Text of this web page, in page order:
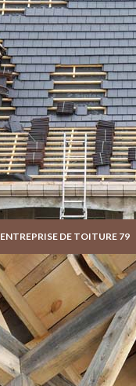
ENTREPRISE DE TOITURE 79